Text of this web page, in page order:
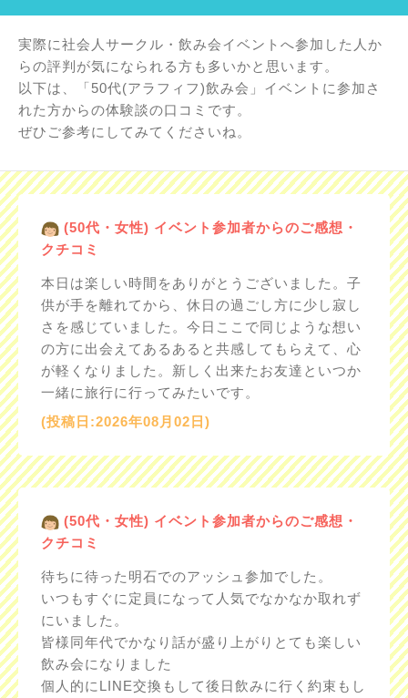
実際に社会人サークル・飲み会イベントへ参加した人か
らの評判が気になられる方も多いかと思います。
以下は、「50代(アラフィフ)飲み会」イベントに参加さ
れた方からの体験談の口コミです。
ぜひご参考にしてみてくださいね。
(50代・女性) イベント参加者からのご感想・
クチコミ
本日は楽しい時間をありがとうございました。子
供が手を離れてから、休日の過ごし方に少し寂し
さを感じていました。今日ここで同じような想い
の方に出会えてあるあると共感してもらえて、心
が軽くなりました。新しく出来たお友達といつか
一緒に旅行に行ってみたいです。
(投稿日:2026年08月02日)
(50代・女性) イベント参加者からのご感想・
クチコミ
待ちに待った明石でのアッシュ参加でした。
いつもすぐに定員になって人気でなかなか取れず
にいました。
皆様同年代でかなり話が盛り上がりとても楽しい
飲み会になりました
個人的にLINE交換もして後日飲みに行く約束もし